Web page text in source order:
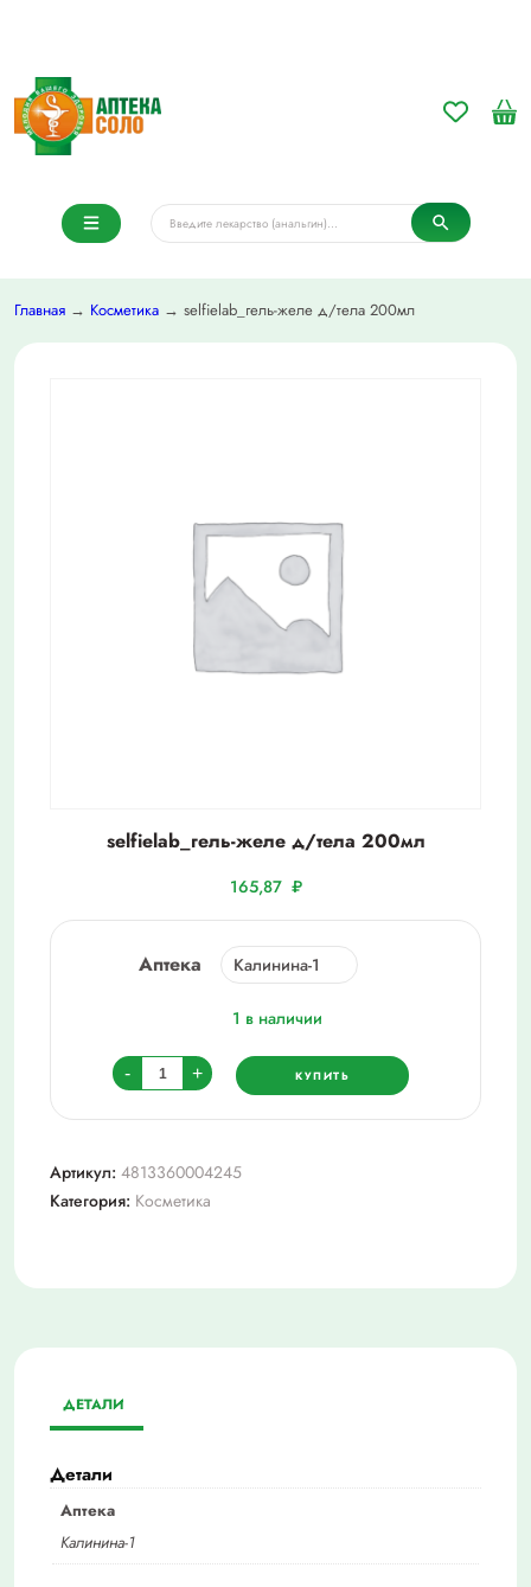
Главная → Косметика → selfielab_гель-желе д/тела 200мл
selfielab_гель-желе д/тела 200мл
165,87 ₽
Аптека
1 в наличии
-
Количество
товара
selfielab_гель-
д/
тела
+ КУПИТЬ
Артикул: 4813360004245
Категория: Косметика
ДЕТАЛИ
Детали
Аптека
Калинина-1